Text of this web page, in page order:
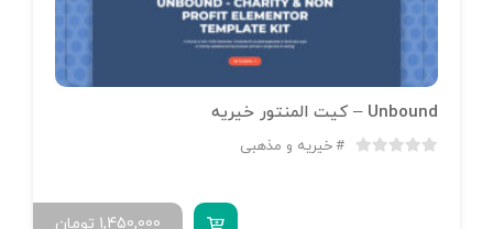
Unbound – کیت المنتور خیریه
خیریه و مذهبی
تومان 1,450,000